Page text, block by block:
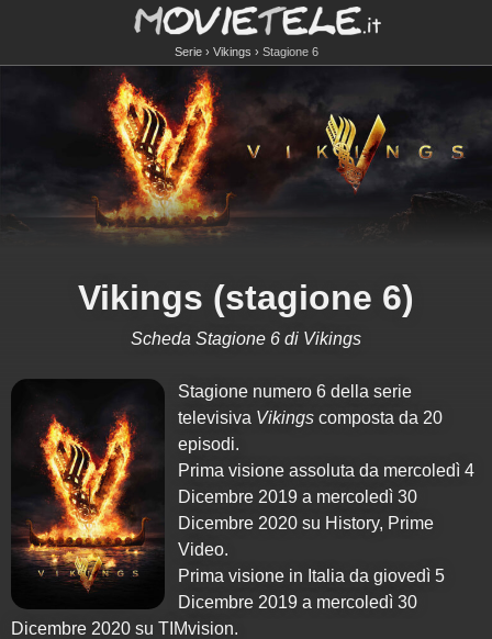
Serie Vikings Stagione 6
Vikings (stagione 6)
Scheda Stagione 6 di Vikings
Stagione numero 6 della serie
televisiva Vikings composta da 20
episodi.
Prima visione assoluta da mercoledì 4
Dicembre 2019 a mercoledì 30
Dicembre 2020 su History, Prime
Video.
Prima visione in Italia da giovedì 5
Dicembre 2019 a mercoledì 30
Dicembre 2020 su TIMvision.